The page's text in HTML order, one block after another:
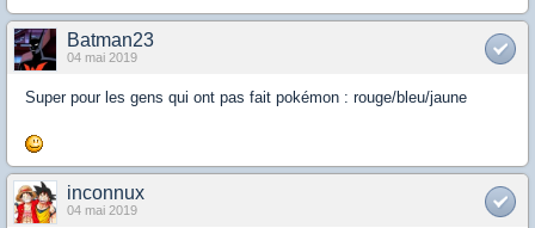
Batman23
04 mai 2019
Super pour les gens qui ont pas fait pokémon : rouge/bleu/jaune
inconnux
04 mai 2019